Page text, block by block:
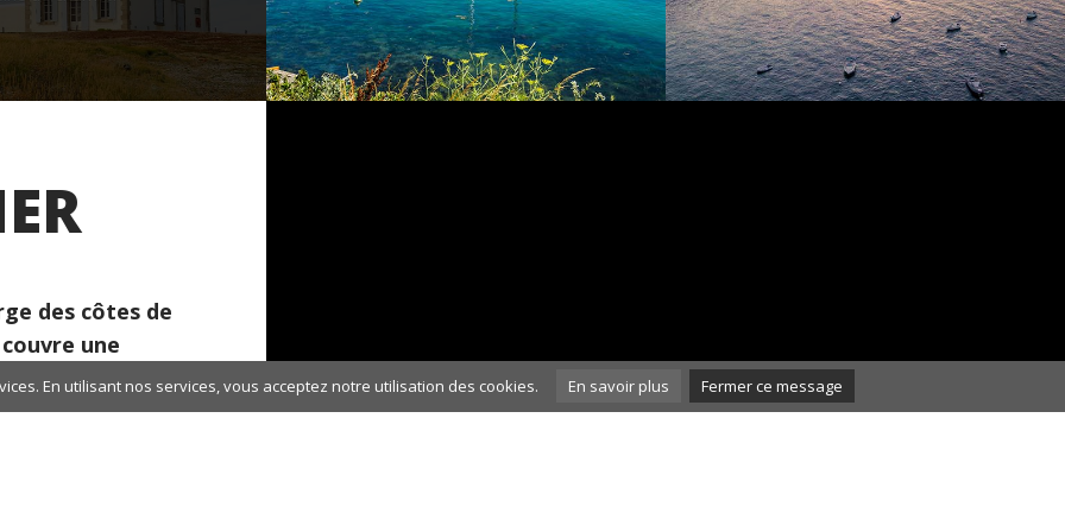
des côtes de
une
troisième île de
de 5 300
En utilisant nos services, vous acceptez notre utilisation des cookies. En savoir plus Fermer ce message